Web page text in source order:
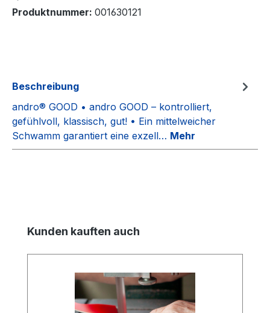
Produktnummer: 001630121
Beschreibung
andro® GOOD • andro GOOD – kontrolliert,
gefühlvoll, klassisch, gut! • Ein mittelweicher
Schwamm garantiert eine exzell… Mehr
Produktgalerie überspringen
Kunden kauften auch